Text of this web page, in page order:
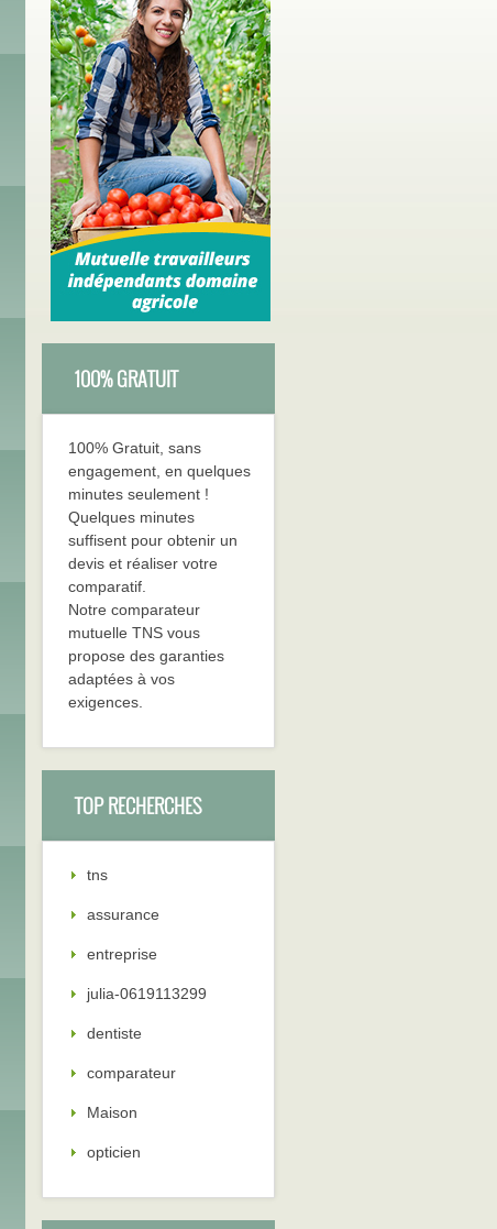
100% GRATUIT
100% Gratuit, sans
engagement, en quelques
minutes seulement !
Quelques minutes
suffisent pour obtenir un
devis et réaliser votre
comparatif.
Notre comparateur
mutuelle TNS vous
propose des garanties
adaptées à vos
exigences.
TOP RECHERCHES
tns
assurance
entreprise
julia-0619113299
dentiste
comparateur
Maison
opticien